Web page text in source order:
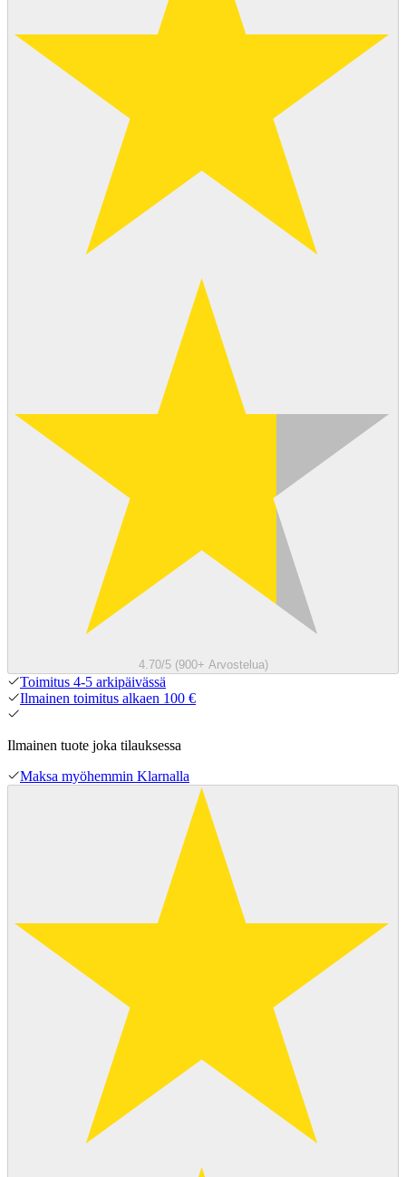
4.70/5 (900+ Arvostelua)
Toimitus 4-5 arkipäivässä
Ilmainen toimitus alkaen 100 €
Ilmainen tuote joka tilauksessa
Maksa myöhemmin Klarnalla